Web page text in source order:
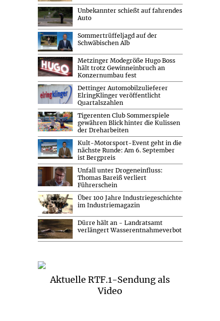
Unbekannter schießt auf fahrendes
Auto
Sommertrüffeljagd auf der
Schwäbischen Alb
Metzinger Modegröße Hugo Boss
hält trotz Gewinneinbruch an
Konzernumbau fest
Dettinger Automobilzulieferer
ElringKlinger veröffentlicht
Quartalszahlen
Tigerenten Club Sommerspiele
gewähren Blick hinter die Kulissen
der Dreharbeiten
Kult-Motorsport-Event geht in die
nächste Runde: Am 6. September
ist Bergpreis
Unfall unter Drogeneinfluss:
Thomas Bareiß verliert
Führerschein
Über 100 Jahre Industriegeschichte
im Industriemagazin
Dürre hält an - Landratsamt
verlängert Wasserentnahmeverbot
Aktuelle RTF.1-Sendung als
Video